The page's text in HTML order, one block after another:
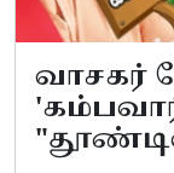
வாசகர்